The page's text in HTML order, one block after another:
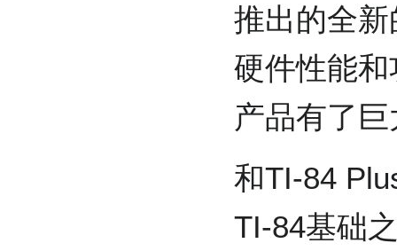
推出的全
硬件性能
产品有了
和TI-84
TI-84基础